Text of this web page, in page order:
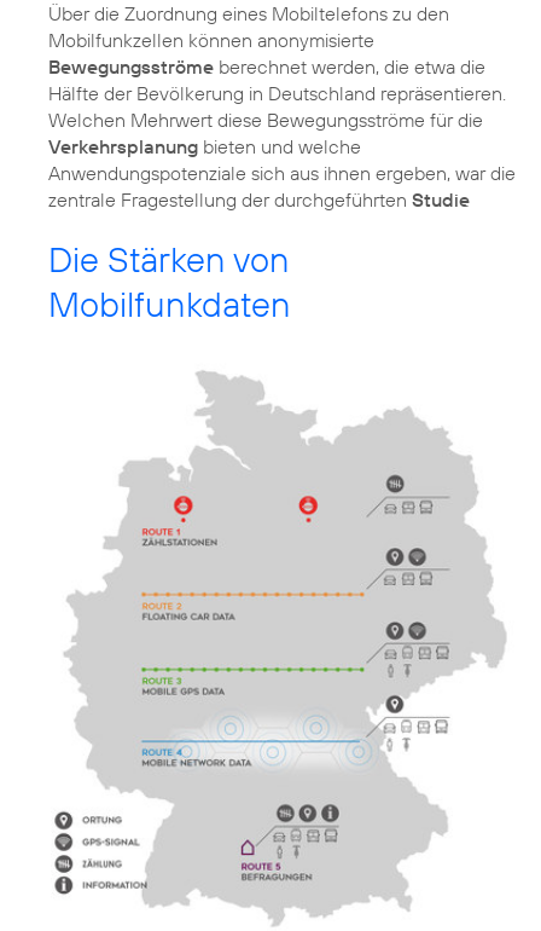
Über die Zuordnung eines Mobiltelefons zu den
Mobilfunkzellen können anonymisierte
Bewegungsströme berechnet werden, die etwa die
Hälfte der Bevölkerung in Deutschland repräsentieren.
Welchen Mehrwert diese Bewegungsströme für die
Verkehrsplanung bieten und welche
Anwendungspotenziale sich aus ihnen ergeben, war die
zentrale Fragestellung der durchgeführten Studie
Die Stärken von
Mobilfunkdaten